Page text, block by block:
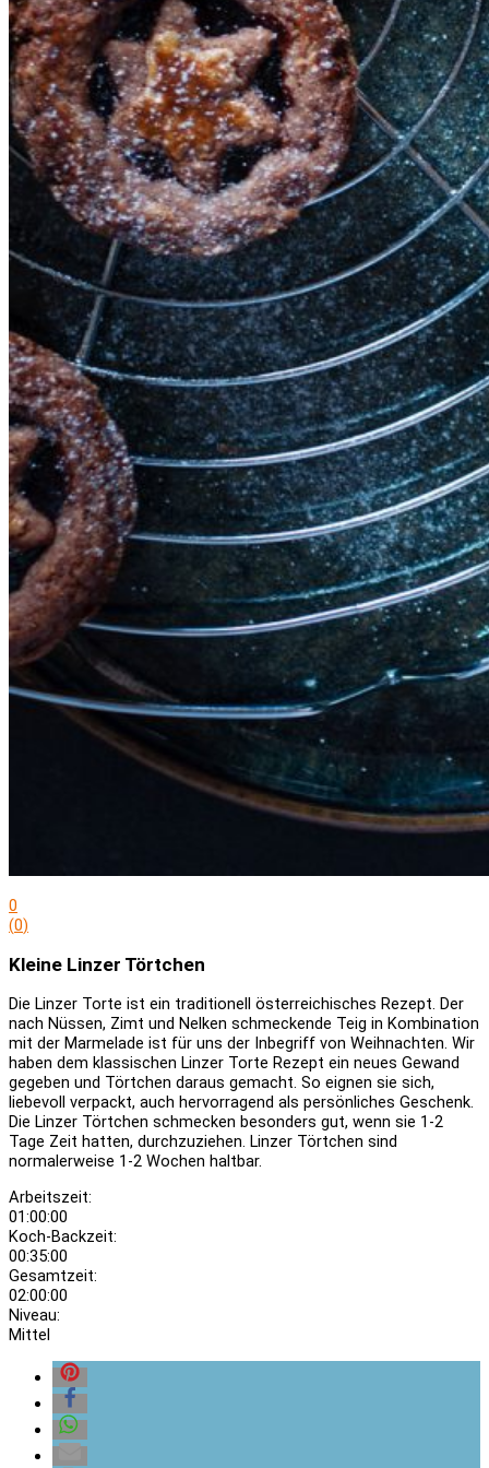
0
(0)
Kleine Linzer Törtchen
Die Linzer Torte ist ein traditionell österreichisches Rezept. Der
nach Nüssen, Zimt und Nelken schmeckende Teig in Kombination
mit der Marmelade ist für uns der Inbegriff von Weihnachten. Wir
haben dem klassischen Linzer Torte Rezept ein neues Gewand
gegeben und Törtchen daraus gemacht. So eignen sie sich,
liebevoll verpackt, auch hervorragend als persönliches Geschenk.
Die Linzer Törtchen schmecken besonders gut, wenn sie 1-2
Tage Zeit hatten, durchzuziehen. Linzer Törtchen sind
normalerweise 1-2 Wochen haltbar.
Arbeitszeit:
01:00:00
Koch-Backzeit:
00:35:00
Gesamtzeit:
02:00:00
Niveau:
Mittel